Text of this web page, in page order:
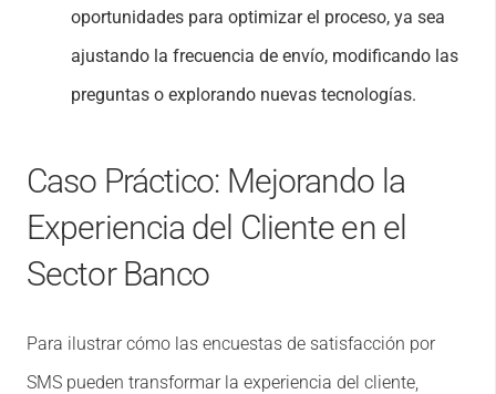
oportunidades para optimizar el proceso, ya sea
ajustando la frecuencia de envío, modificando las
preguntas o explorando nuevas tecnologías.
Caso Práctico: Mejorando la
Experiencia del Cliente en el
Sector Banco
Para ilustrar cómo las encuestas de satisfacción por
SMS pueden transformar la experiencia del cliente,